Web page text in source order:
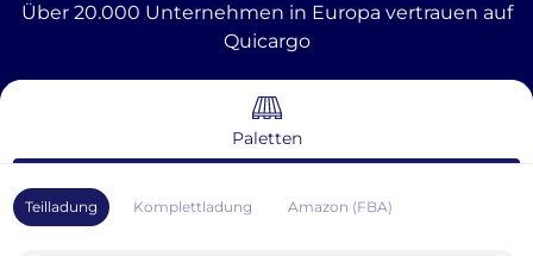
Über 20.000 Unternehmen in Europa vertrauen auf
Quicargo
Paletten
Teilladung Komplettladung Amazon (FBA)